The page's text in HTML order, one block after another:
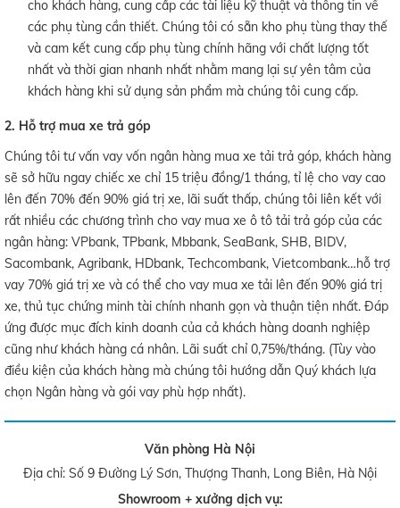
cho khách hàng, cung cấp các tài liệu kỹ thuật và thông tin về
các phụ tùng cần thiết. Chúng tôi có sẵn kho phụ tùng thay thế
và cam kết cung cấp phụ tùng chính hãng với chất lượng tốt
nhất và thời gian nhanh nhất nhằm mang lại sự yên tâm của
khách hàng khi sử dụng sản phẩm mà chúng tôi cung cấp.
2. Hỗ trợ mua xe trả góp
Chúng tôi tư vấn vay vốn ngân hàng mua xe tải trả góp, khách hàng
sẽ sở hữu ngay chiếc xe chỉ 15 triệu đồng/1 tháng, tỉ lệ cho vay cao
lên đến 70% đến 90% giá trị xe, lãi suất thấp, chúng tôi liên kết với
rất nhiều các chương trình cho vay mua xe ô tô tải trả góp của các
ngân hàng: VPbank, TPbank, Mbbank, SeaBank, SHB, BIDV,
Sacombank, Agribank, HDbank, Techcombank, Vietcombank…hỗ trợ
vay 70% giá trị xe và có thể cho vay mua xe tải lên đến 90% giá trị
xe, thủ tục chứng minh tài chính nhanh gọn và thuận tiện nhất. Đáp
ứng được mục đích kinh doanh của cả khách hàng doanh nghiệp
cũng như khách hàng cá nhân. Lãi suất chỉ 0,75%/tháng. (Tùy vào
điều kiện của khách hàng mà chúng tôi hướng dẫn Quý khách lựa
chọn Ngân hàng và gói vay phù hợp nhất).
Văn phòng Hà Nội
Địa chỉ: Số 9 Đường Lý Sơn, Thượng Thanh, Long Biên, Hà Nội
Showroom + xưởng dịch vụ: